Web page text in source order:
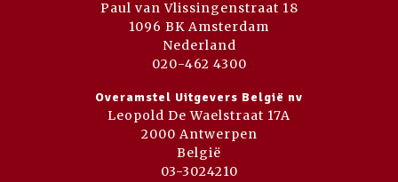
Paul van Vlissingenstraat 18
1096 BK Amsterdam
Nederland
020-462 4300
Overamstel Uitgevers België nv
Leopold De Waelstraat 17A
2000 Antwerpen
België
03-3024210